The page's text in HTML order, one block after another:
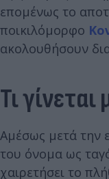
επομένως το
ποικιλόμορφο
ακολουθήσουν
Τι
Αμέσως μετά την
του όνομα ως
χαιρετήσει το